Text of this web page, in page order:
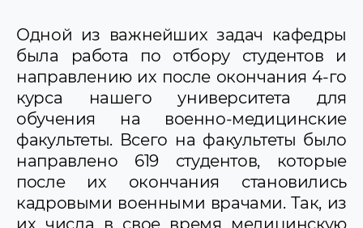
Одной из важнейших задач кафедры
была работа по отбору студентов и
направлению их после окончания 4-го
курса нашего университета для
обучения на военно-медицинские
факультеты. Всего на факультеты было
направлено 619 студентов, которые
после их окончания становились
кадровыми военными врачами. Так, из
их числа в свое время медицинскую